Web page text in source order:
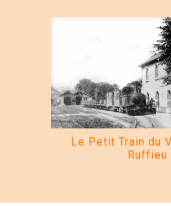
Le Petit Train du
Ruffieu